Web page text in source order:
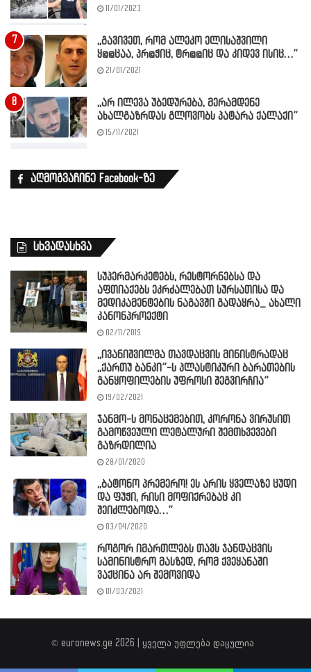
11/01/2023
,,გავივეთ, რომ ალეკო ელისაშვილი
ყ@@ცაა, პრ@ჭიც, ტრ@@იც და კიდევ ისიც…”
21/01/2021
,,არ ილევა უბედურება, მერამდენე
ახალგაზრდას გლოვობს პატარა ქალაქი”
15/11/2021
აღმოგვაჩინე Facebook-ზე
სხვადასხვა
სუპერმარკეტებს, რესტორნებსა და
აფთიაქებს ეკრძალებათ სურსათისა და
მედიკამენტების ნაგავში გადაყრა_ ახალი
კანონპროექტი
02/11/2019
,,ივანიშვილმა თავდაცვის მინისტრადაც
,,ქართუ ბანკი”-ს პლასტიკური ბარათების
განყოფილების უფროსი შეგვირჩია”
19/02/2021
ჯანმო-ს მონაცემებით, კორონა ვირუსით
გამოწვეული ლეტალური შემთხვევები
გაზრდილია
28/01/2020
,,ბატონო პრემერო! ეს არის ყველაზე ცუდი
და ფუჭი, რისი მოფიქრებაც კი
შეიძლებოდა…”
03/04/2020
როგორ იმართლებს თავს ჯანდაცვის
სამინისტრო მასზედ, რომ ქვეყანაში
ვაქცინა არ შემოვიდა
01/03/2021
© euronews.ge 2026 | ყველა უფლება დაცულია